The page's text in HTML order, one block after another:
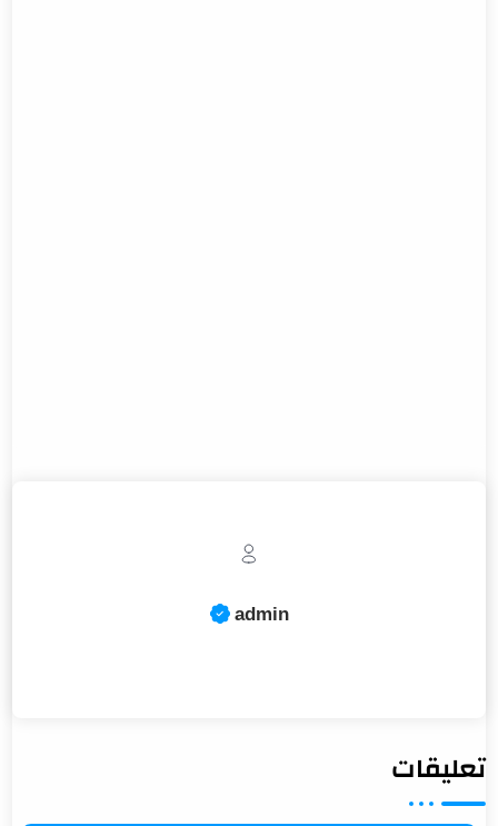
تعليقات